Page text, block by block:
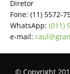
Diretor
Fone: (11) 5572-
WhatsApp: (011)
e-mail:
© Copyright